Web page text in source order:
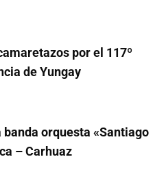
por el 117º
de Yungay
banda orquesta «Santiago
– Carhuaz